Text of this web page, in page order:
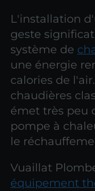
L'installation
geste
système de
une énergie
calories de
chaudières
émet très peu
pompe à
le
Vuaillat
équipement